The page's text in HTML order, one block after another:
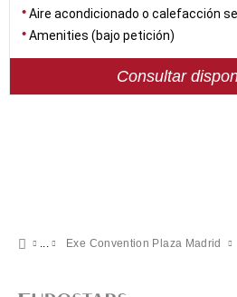
Aire acondicionado o calefacción
Amenities (bajo petición)
Consultar
Exe Convention Plaza Madrid